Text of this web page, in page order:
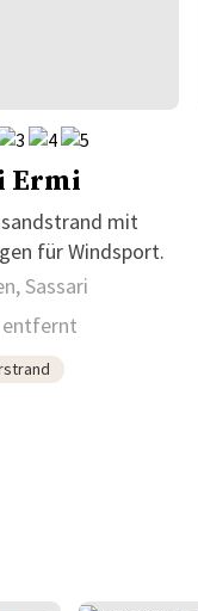
Ermi
mit
für Windsport.
Sassari
entfernt